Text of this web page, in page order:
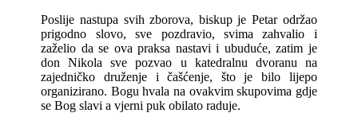
Poslije nastupa svih zborova, biskup je Petar održao
prigodno slovo, sve pozdravio, svima zahvalio i
zaželio da se ova praksa nastavi i ubuduće, zatim je
don Nikola sve pozvao u katedralnu dvoranu na
zajedničko druženje i čašćenje, što je bilo lijepo
organizirano. Bogu hvala na ovakvim skupovima gdje
se Bog slavi a vjerni puk obilato raduje.